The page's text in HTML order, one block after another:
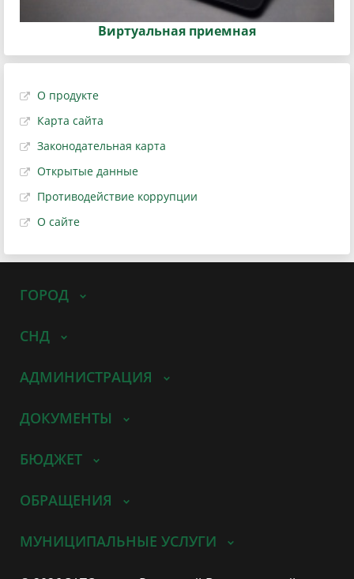
Виртуальная приемная
О продукте
Карта сайта
Законодательная карта
Открытые данные
Противодействие коррупции
О сайте
ГОРОД
СНД
АДМИНИСТРАЦИЯ
ДОКУМЕНТЫ
БЮДЖЕТ
ОБРАЩЕНИЯ
МУНИЦИПАЛЬНЫЕ УСЛУГИ